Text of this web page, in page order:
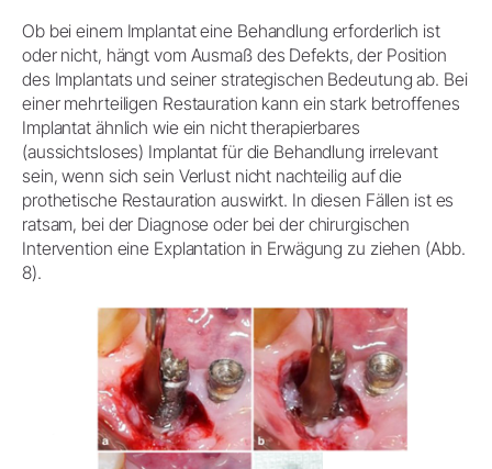
Ob bei einem Implantat eine Behandlung erforderlich ist
oder nicht, hängt vom Ausmaß des Defekts, der Position
des Implantats und seiner strategischen Bedeutung ab. Bei
einer mehrteiligen Restauration kann ein stark betroffenes
Implantat ähnlich wie ein nicht therapierbares
(aussichtsloses) Implantat für die Behandlung irrelevant
sein, wenn sich sein Verlust nicht nachteilig auf die
prothetische Restauration auswirkt. In diesen Fällen ist es
ratsam, bei der Diagnose oder bei der chirurgischen
Intervention eine Explantation in Erwägung zu ziehen (Abb.
8).